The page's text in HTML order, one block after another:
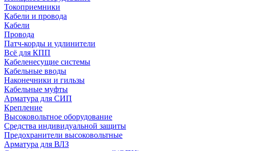
Токоприемники
Кабели и провода
Кабели
Провода
Патч-корды и удлинители
Всё для КПП
Кабеленесущие системы
Кабельные вводы
Наконечники и гильзы
Кабельные муфты
Арматура для СИП
Крепление
Высоковольтное оборудование
Средства индивидуальной защиты
Предохранители высоковольтные
Арматура для ВЛЗ